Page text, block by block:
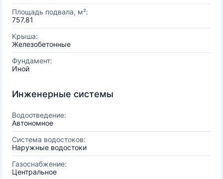
Площадь подвала, м²:
757.81
Крыша:
Железобетонные
Фундамент:
Иной
Инженерные системы
Водоотведение:
Автономное
Система водостоков:
Наружные водостоки
Газоснабжение:
Центральное